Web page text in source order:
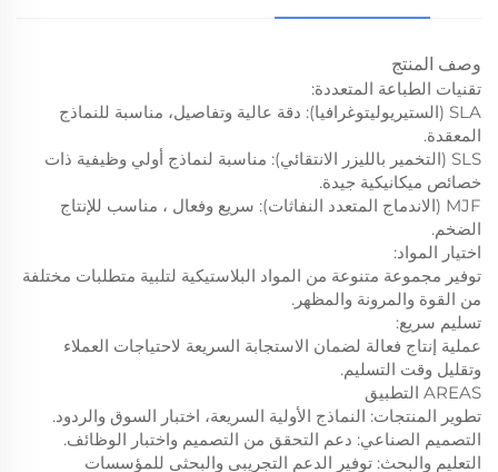
وصف المنتج
تقنيات الطباعة المتعددة:
SLA (الستيريوليتوغرافيا): دقة عالية وتفاصيل، مناسبة للنماذج
المعقدة.
SLS (التخمير بالليزر الانتقائي): مناسبة لنماذج أولي وظيفية ذات
خصائص ميكانيكية جيدة.
MJF (الاندماج المتعدد النفاثات): سريع وفعال ، مناسب للإنتاج
الضخم.
اختيار المواد:
توفير مجموعة متنوعة من المواد البلاستيكية لتلبية متطلبات مختلفة
من القوة والمرونة والمظهر.
تسليم سريع:
عملية إنتاج فعالة لضمان الاستجابة السريعة لاحتياجات العملاء
وتقليل وقت التسليم.
AREAS التطبيق
تطوير المنتجات: النماذج الأولية السريعة، اختبار السوق والردود.
التصميم الصناعي: دعم التحقق من التصميم واختبار الوظائف.
التعليم والبحث: توفير الدعم التجريبي والبحثي للمؤسسات